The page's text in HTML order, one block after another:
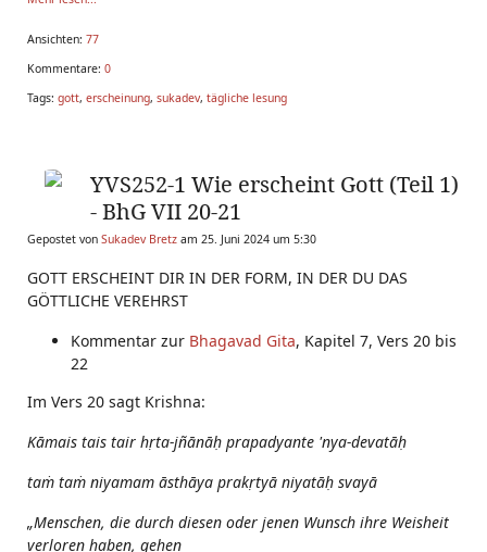
Ansichten: 77
Kommentare: 0
Tags: gott, erscheinung, sukadev, tägliche lesung
YVS252-1 Wie erscheint Gott (Teil 1)
- BhG VII 20-21
Gepostet von Sukadev Bretz am 25. Juni 2024 um 5:30
GOTT ERSCHEINT DIR IN DER FORM, IN DER DU DAS
GÖTTLICHE VEREHRST
Kommentar zur Bhagavad Gita, Kapitel 7, Vers 20 bis
22
Im Vers 20 sagt Krishna:
Kāmais tais tair hṛta-jñānāḥ prapadyante 'nya-devatāḥ
taṁ taṁ niyamam āsthāya prakṛtyā niyatāḥ svayā
„Menschen, die durch diesen oder jenen Wunsch ihre Weisheit
verloren haben, gehen